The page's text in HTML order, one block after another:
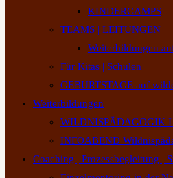
KINDERCAMPS
TEAMS | LEITUNGEN
Weiterbildungen
Für Kitas | Schulen
GEBURTSTAGE auf
Weiterbildungen
WILDNISPÄDAGOGIK I
INFOABEND
Coaching | Prozessbegleitung |